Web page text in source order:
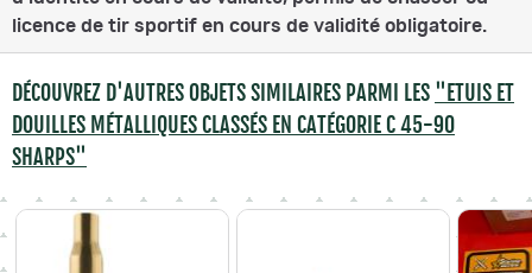
licence de tir sportif en cours de validité obligatoire.
DÉCOUVREZ D'AUTRES OBJETS SIMILAIRES PARMI LES "ETUIS ET
DOUILLES MÉTALLIQUES CLASSÉS EN CATÉGORIE C 45-90
SHARPS"